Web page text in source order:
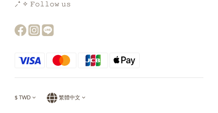
⸝⁺ ✧ 𝙵𝚘𝚕𝚕𝚘𝚠 𝚞𝚜
$ TWD 繁體中文